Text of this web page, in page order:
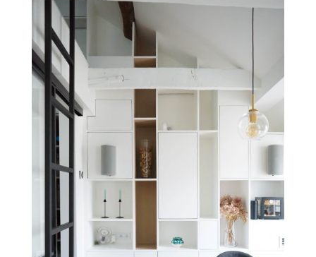
respectueux des éléments d’origine
(parquet ancien, poutres apparentes), tout
en modernisant profondément les
volumes. La rénovation a impliqué une
restructuration lourde : dépose complète
des combles, ouverture d’un mur porteur
principal, création d’un escalier deux-
quarts tournant avec nouvelle trémie.
Chaque intervention a été pensée pour
optimiser la lumière naturelle, la fluidité et
la hauteur. Désormais, l’accès se fait par le
5ᵉ étage, qui accueille les espaces de vie :
un séjour généreux à la belle hauteur sous
plafond, ponctué de poutres apparentes et
ouvert sur un balcon filant.